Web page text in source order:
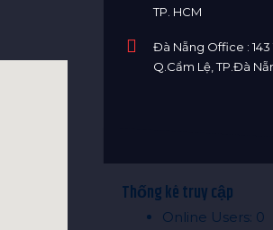
TP. HCM
Đà Nẵng Office : 143
Q.Cẩm Lệ, TP.Đà
Thống kê truy cập
Online Users: 0